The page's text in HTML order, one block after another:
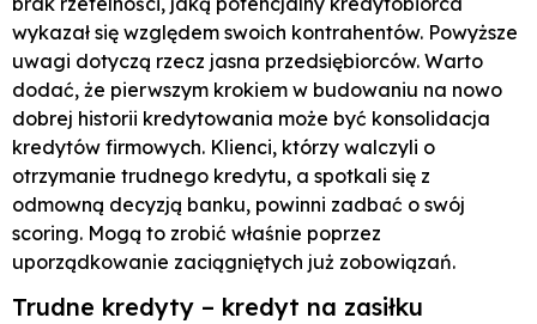
wykazał się względem swoich kontrahentów. Powyższe
uwagi dotyczą rzecz jasna przedsiębiorców. Warto
dodać, że pierwszym krokiem w budowaniu na nowo
dobrej historii kredytowania może być konsolidacja
kredytów firmowych. Klienci, którzy walczyli o
otrzymanie trudnego kredytu, a spotkali się z
odmowną decyzją banku, powinni zadbać o swój
scoring. Mogą to zrobić właśnie poprzez
uporządkowanie zaciągniętych już zobowiązań.
Trudne kredyty – kredyt na zasiłku